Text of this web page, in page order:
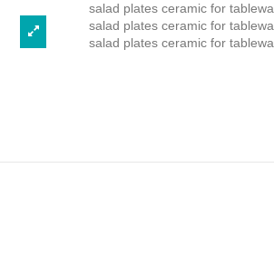
salad plates ceramic for tablewa
salad plates ceramic for tablewa
salad plates ceramic for tablewa